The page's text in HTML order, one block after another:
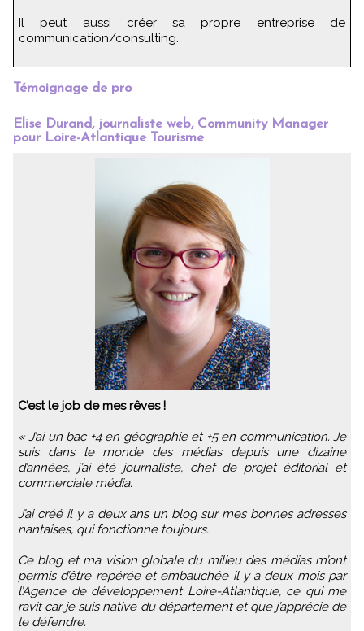
Il peut aussi créer sa propre entreprise de
communication/consulting.
Témoignage de pro
Elise Durand, journaliste web, Community Manager
pour Loire-Atlantique Tourisme
C’est le job de mes rêves !
« J’ai un bac +4 en géographie et +5 en communication. Je
suis dans le monde des médias depuis une dizaine
d’années, j’ai été journaliste, chef de projet éditorial et
commerciale média.
J’ai créé il y a deux ans un blog sur mes bonnes adresses
nantaises, qui fonctionne toujours.
Ce blog et ma vision globale du milieu des médias m’ont
permis d’être repérée et embauchée il y a deux mois par
l’Agence de développement Loire-Atlantique, ce qui me
ravit car je suis native du département et que j’apprécie de
le défendre.